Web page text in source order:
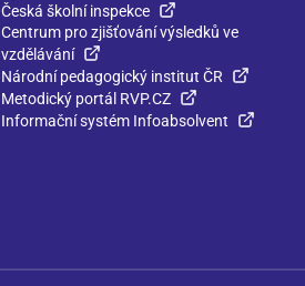
Česká školní inspekce
Centrum pro zjišťování výsledků ve
vzdělávání
Národní pedagogický institut ČR
Metodický portál RVP.CZ
Informační systém Infoabsolvent